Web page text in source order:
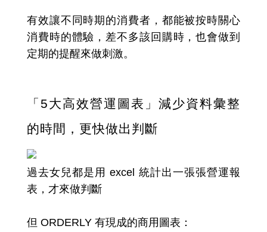
有效讓不同時期的消費者，都能被按時關心
消費時的體驗，差不多該回購時，也會做到
定期的提醒來做刺激。
「5大高效營運圖表」減少資料彙整
的時間，更快做出判斷
過去女兒都是用 excel 統計出一張張營運報
表，才來做判斷
但 ORDERLY 有現成的商用圖表：